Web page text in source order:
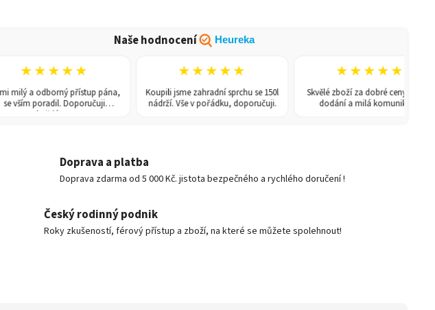
Naše hodnocení Heureka
★★★★★
milý a odborný přístup pána,
vším poradil. Doporučuji
každému!
★★★★★
Koupili jsme zahradní sprchu se 150l
nádrží. Vše v pořádku, doporučuji.
★★★★★
Skvělé zboží za dobré ceny, rychlé
dodání a milá komunikace.
Doprava a platba
Doprava zdarma od 5 000 Kč. jistota bezpečného a rychlého doručení !
Český rodinný podnik
Roky zkušeností, férový přístup a zboží, na které se můžete spolehnout!